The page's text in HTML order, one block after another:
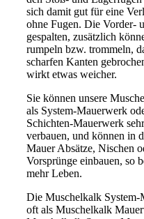
sich damit gut für eine
ohne Fugen. Die Vorder-
gespalten, zusätzlich
rumpeln bzw. trommeln,
scharfen Kanten
wirkt etwas weicher.
Sie können unsere
als System-Mauerwerk
Schichten-Mauerwerk
verbauen, und können in
Mauer Absätze, Nischen
Vorsprünge einbauen, so
mehr Leben.
Die Muschelkalk System-
oft als Muschelkalk